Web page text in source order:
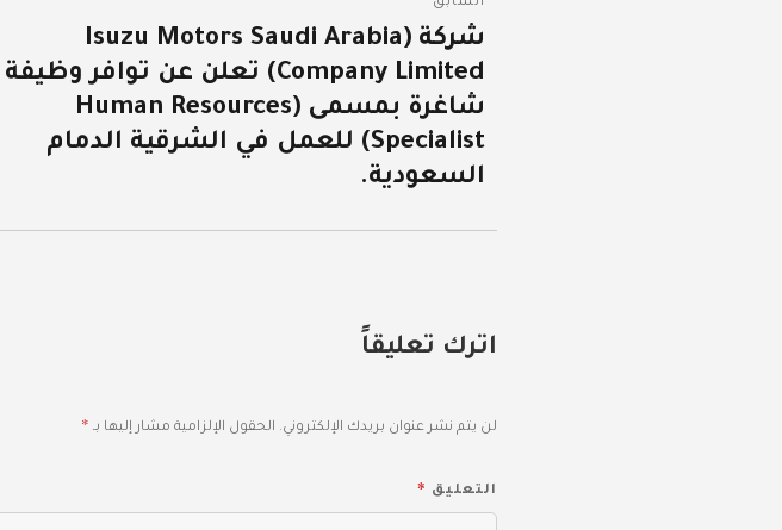
المقالات
المقالة
السابقة:
شركة (Isuzu Motors Saudi Arabia
Company Limited) تعلن عن توافر وظيفة
شاغرة بمسمى (Human Resources
Specialist) للعمل في الشرقية الدمام
السعودية.
اترك تعليقاً
لن يتم نشر عنوان بريدك الإلكتروني. الحقول الإلزامية مشار إليها بـ *
التعليق *